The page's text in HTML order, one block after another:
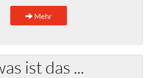
Mehr
ist das ...